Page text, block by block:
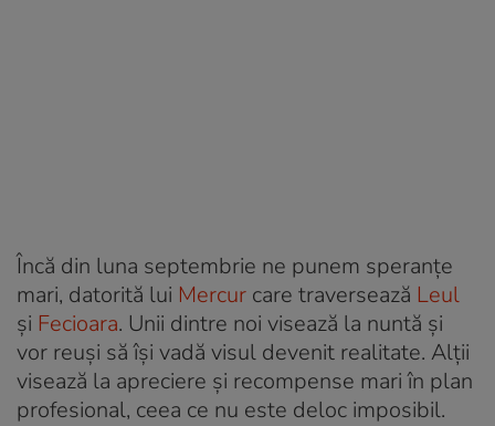
Încă din luna septembrie ne punem speranţe
mari, datorită lui Mercur care traversează Leul
și Fecioara. Unii dintre noi visează la nuntă și
vor reuși să își vadă visul devenit realitate. Alții
visează la apreciere și recompense mari în plan
profesional, ceea ce nu este deloc imposibil.